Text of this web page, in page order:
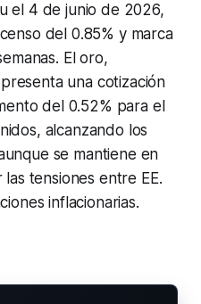
el 4 de junio de 2026,
del 0.85% y marca
El oro,
una cotización
del 0.52% para el
alcanzando los
se mantiene en
tensiones entre EE.
inflacionarias.